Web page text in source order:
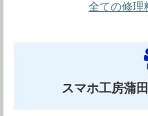
す。ただし故障内容によ
もともと設定されている
なお得な割引き制度を取
全ての修理
スマホ工房蒲